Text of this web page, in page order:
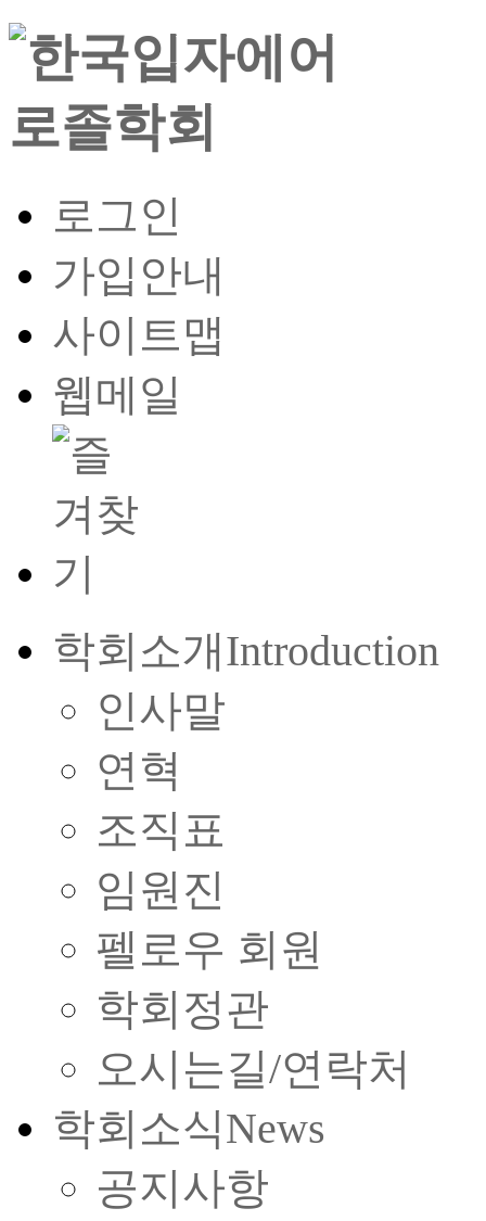
로그인
가입안내
사이트맵
웹메일
학회소개Introduction
인사말
연혁
조직표
임원진
펠로우 회원
학회정관
오시는길/연락처
학회소식News
공지사항